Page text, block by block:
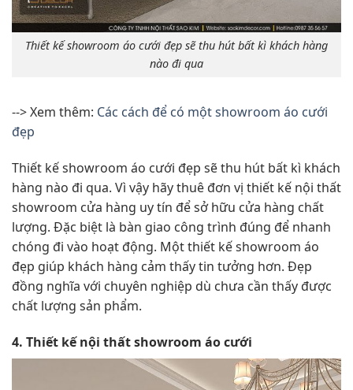
Thiết kế showroom áo cưới đẹp sẽ thu hút bất kì khách hàng
nào đi qua
--> Xem thêm: Các cách để có một showroom áo cưới
đẹp
Thiết kế showroom áo cưới đẹp sẽ thu hút bất kì khách
hàng nào đi qua. Vì vậy hãy thuê đơn vị thiết kế nội thất
showroom cửa hàng uy tín để sở hữu cửa hàng chất
lượng. Đặc biệt là bàn giao công trình đúng để nhanh
chóng đi vào hoạt động. Một thiết kế showroom áo
đẹp giúp khách hàng cảm thấy tin tưởng hơn. Đẹp
đồng nghĩa với chuyên nghiệp dù chưa cần thấy được
chất lượng sản phẩm.
4. Thiết kế nội thất showroom áo cưới